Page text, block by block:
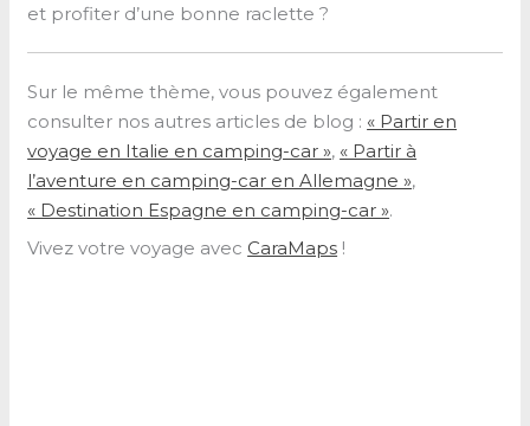
et profiter d’une bonne raclette ?
Sur le même thème, vous pouvez également
consulter nos autres articles de blog : « Partir en
voyage en Italie en camping-car », « Partir à
l’aventure en camping-car en Allemagne »,
« Destination Espagne en camping-car ».
Vivez votre voyage avec CaraMaps !